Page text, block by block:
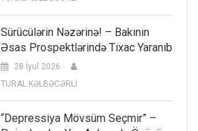
Sürücülərin Nəzərinə! – Bakının
Əsas Prospektlərində Tıxac Yaranıb
28 İyul 2026
TURAL KƏLBƏCƏRLİ
“Depressiya Mövsüm Seçmir” –